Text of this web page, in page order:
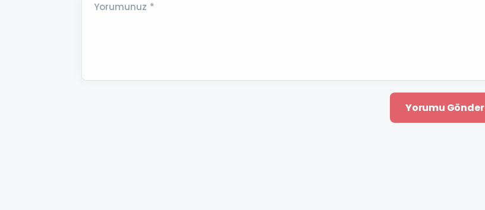
Yorumunuz *